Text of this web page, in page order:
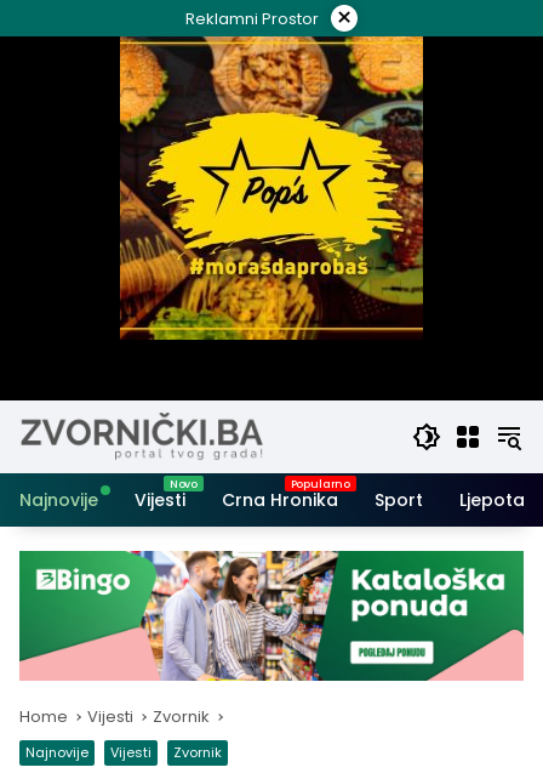
to
Reklamni Prostor ×
Najnovije Vijesti Crna Hronika Sport Ljepota i
Home Vijesti Zvornik
Najnovije Vijesti Zvornik